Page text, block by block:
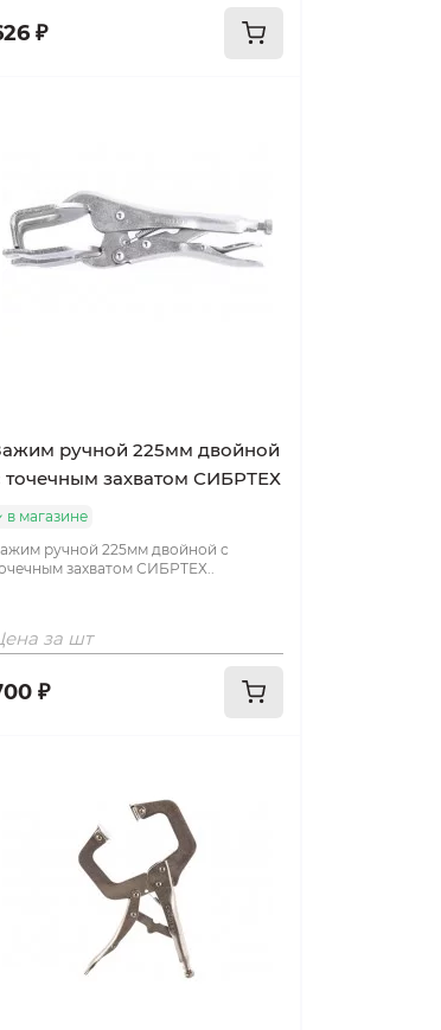
₽
ручной 225мм двойной
точечным захватом СИБРТЕХ
в магазине
ручной 225мм двойной с
захватом СИБРТЕХ..
за шт
₽